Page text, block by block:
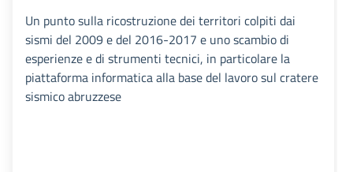
Un punto sulla ricostruzione dei territori colpiti dai
sismi del 2009 e del 2016-2017 e uno scambio di
esperienze e di strumenti tecnici, in particolare la
piattaforma informatica alla base del lavoro sul cratere
sismico abruzzese